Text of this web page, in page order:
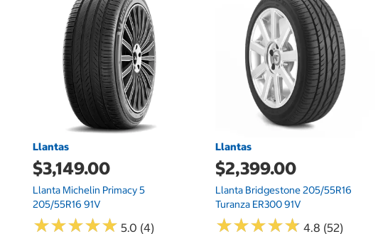
Llantas
$3,149.00
Llanta Michelin Primacy 5
205/55R16 91V
★★★★★
★★★★★ 5.0 (4)
Llantas
$2,399.00
Llanta Bridgestone 205/55R16
Turanza ER300 91V
★★★★★
★★★★★ 4.8 (52)